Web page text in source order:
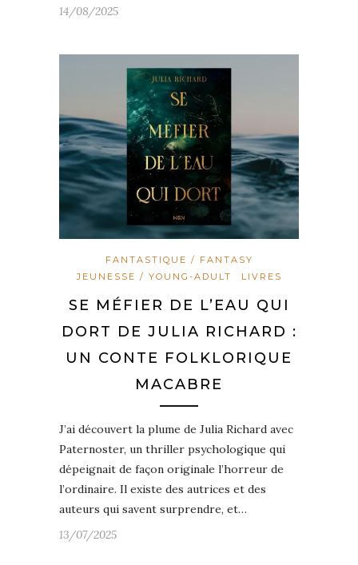
14/08/2025
FANTASTIQUE / FANTASY
JEUNESSE / YOUNG-ADULT
LIVRES
SE MÉFIER DE L’EAU QUI
DORT DE JULIA RICHARD :
UN CONTE FOLKLORIQUE
MACABRE
J’ai découvert la plume de Julia Richard avec
Paternoster, un thriller psychologique qui
dépeignait de façon originale l’horreur de
l’ordinaire. Il existe des autrices et des
auteurs qui savent surprendre, et…
13/07/2025